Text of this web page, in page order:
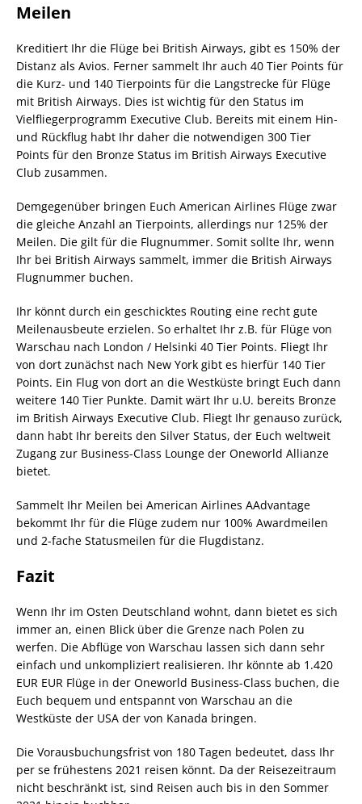
Meilen
Kreditiert Ihr die Flüge bei British Airways, gibt es 150% der
Distanz als Avios. Ferner sammelt Ihr auch 40 Tier Points für
die Kurz- und 140 Tierpoints für die Langstrecke für Flüge
mit British Airways. Dies ist wichtig für den Status im
Vielfliegerprogramm Executive Club. Bereits mit einem Hin-
und Rückflug habt Ihr daher die notwendigen 300 Tier
Points für den Bronze Status im British Airways Executive
Club zusammen.
Demgegenüber bringen Euch American Airlines Flüge zwar
die gleiche Anzahl an Tierpoints, allerdings nur 125% der
Meilen. Die gilt für die Flugnummer. Somit sollte Ihr, wenn
Ihr bei British Airways sammelt, immer die British Airways
Flugnummer buchen.
Ihr könnt durch ein geschicktes Routing eine recht gute
Meilenausbeute erzielen. So erhaltet Ihr z.B. für Flüge von
Warschau nach London / Helsinki 40 Tier Points. Fliegt Ihr
von dort zunächst nach New York gibt es hierfür 140 Tier
Points. Ein Flug von dort an die Westküste bringt Euch dann
weitere 140 Tier Punkte. Damit wärt Ihr u.U. bereits Bronze
im British Airways Executive Club. Fliegt Ihr genauso zurück,
dann habt Ihr bereits den Silver Status, der Euch weltweit
Zugang zur Business-Class Lounge der Oneworld Allianze
bietet.
Sammelt Ihr Meilen bei American Airlines AAdvantage
bekommt Ihr für die Flüge zudem nur 100% Awardmeilen
und 2-fache Statusmeilen für die Flugdistanz.
Fazit
Wenn Ihr im Osten Deutschland wohnt, dann bietet es sich
immer an, einen Blick über die Grenze nach Polen zu
werfen. Die Abflüge von Warschau lassen sich dann sehr
einfach und unkompliziert realisieren. Ihr könnte ab 1.420
EUR EUR Flüge in der Oneworld Business-Class buchen, die
Euch bequem und entspannt von Warschau an die
Westküste der USA der von Kanada bringen.
Die Vorausbuchungsfrist von 180 Tagen bedeutet, dass Ihr
per se frühestens 2021 reisen könnt. Da der Reisezeitraum
nicht beschränkt ist, sind Reisen auch bis in den Sommer